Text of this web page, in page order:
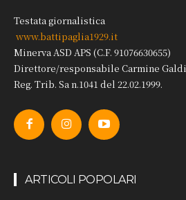
Testata giornalistica
www.battipaglia1929.it
Minerva ASD APS (C.F. 91076630655)
Direttore/responsabile Carmine Galdi
Reg. Trib. Sa n.1041 del 22.02.1999.
ARTICOLI POPOLARI